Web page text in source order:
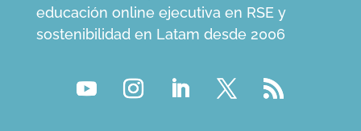
educación online ejecutiva en RSE y
sostenibilidad en Latam desde 2006